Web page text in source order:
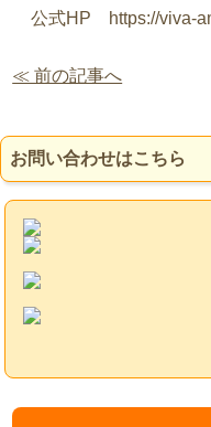
公式HP https://viva-
≪ 前の記事へ
お問い合わせはこちら